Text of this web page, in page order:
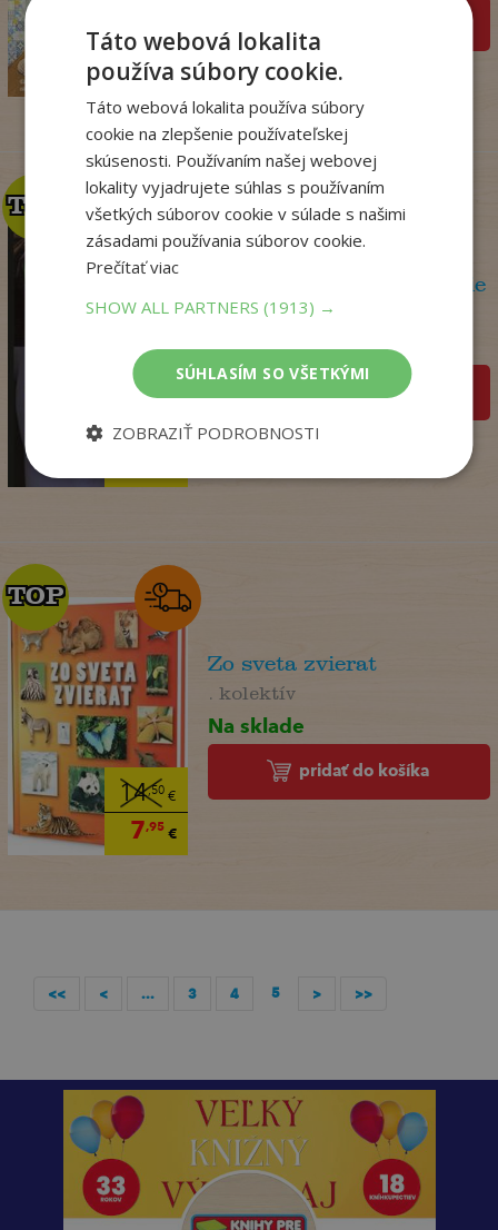
18 €
15,57€
14 €
TOP
TOP
Olej a mramor, 2. vydanie
Storeyová Stephanie
Na sklade
pridať do košíka
14,50€
7,95€
TOP
TOP
Zo sveta zvierat
. kolektív
Na sklade
pridať do košíka
<< < ... 3 4 5 > >>
Táto webová lokalita
používa súbory cookie.
Táto webová lokalita používa súbory
cookie na zlepšenie používateľskej
skúsenosti. Používaním našej webovej
lokality vyjadrujete súhlas s používaním
všetkých súborov cookie v súlade s našimi
zásadami používania súborov cookie.
Prečítať viac
SHOW ALL PARTNERS(1913) →
SÚHLASÍM SO VŠETKÝMI
ZOBRAZIŤ PODROBNOSTI